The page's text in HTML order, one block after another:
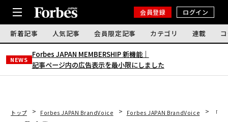
会員登録 ログイン
新着記事 人気記事 会員限定記事 カテゴリ 連載
NEWS
Forbes JAPAN MEMBERSHIP 新機能｜
記事ページ内の広告表示を最小限にしました
トップ Forbes JAPAN BrandVoice Forbes JAPAN BrandVoice 「